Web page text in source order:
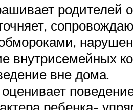
родителей
внутрисемейных
вне дома.
ребенка-